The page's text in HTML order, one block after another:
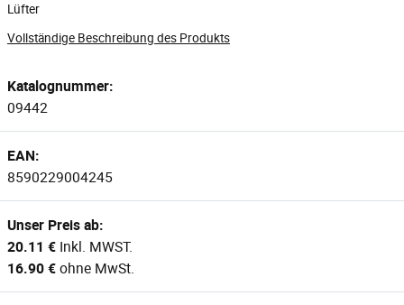
Lüfter
Vollständige Beschreibung des Produkts
Katalognummer:
09442
EAN:
8590229004245
Unser Preis ab:
20.11 € Inkl. MWST.
16.90 €ohne MwSt.